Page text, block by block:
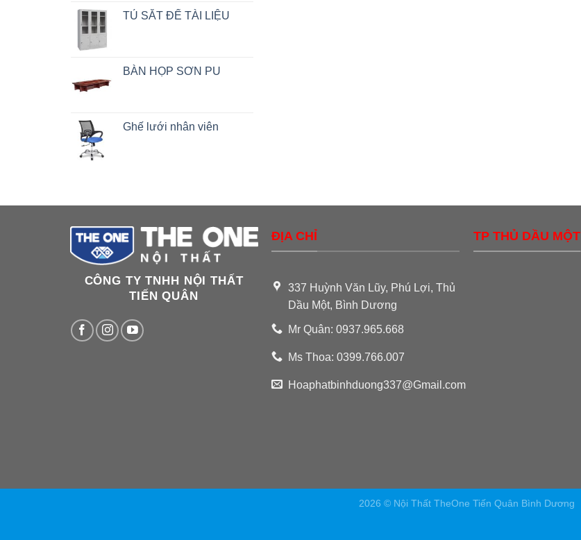
TỦ SẮT ĐỂ TÀI LIỆU
BÀN HỌP SƠN PU
Ghế lưới nhân viên
CÔNG TY TNHH NỘI THẤT
TIẾN QUÂN
ĐỊA CHỈ
337 Huỳnh Văn Lũy, Phú Lợi, Thủ
Dầu Một, Bình Dương
Mr Quân: 0937.965.668
Ms Thoa: 0399.766.007
Hoaphatbinhduong337@Gmail.com
TP THỦ DẦU MỘT
2026 © Nội Thất TheOne Tiến Quân Bình Dương